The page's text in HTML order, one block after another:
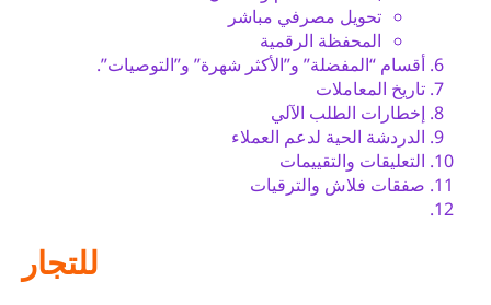
تحويل مصرفي مباشر
المحفظة الرقمية
أقسام “المفضلة” و”الأكثر شهرة” و”التوصيات”.
تاريخ المعاملات
إخطارات الطلب الآلي
الدردشة الحية لدعم العملاء
التعليقات والتقييمات
صفقات فلاش والترقيات
للتجار